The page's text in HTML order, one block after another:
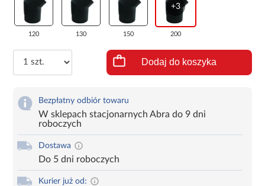
120 130 150
+3
200
Dodaj do koszyka
Bezpłatny odbiór towaru
W sklepach stacjonarnych Abra do 9 dni
roboczych
Dostawa
Do 5 dni roboczych
Kurier już od: